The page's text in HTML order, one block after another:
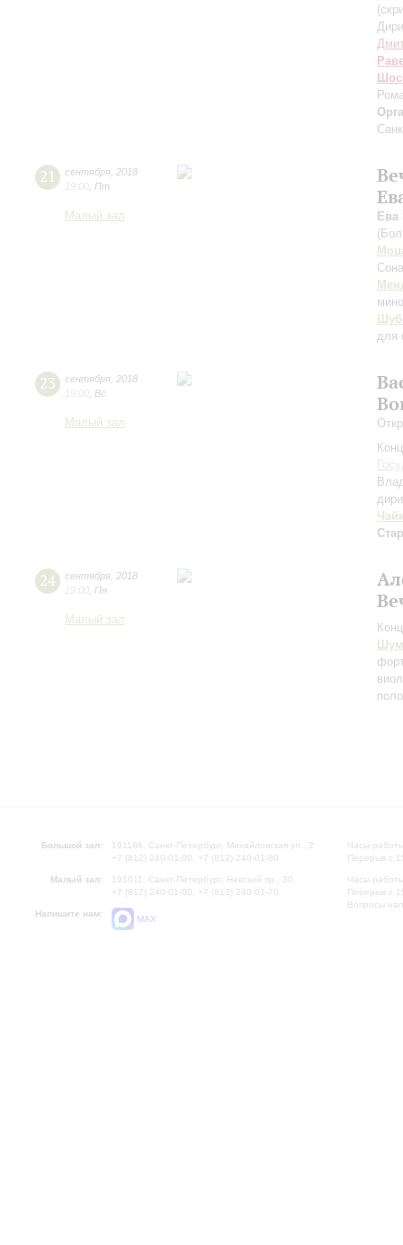
21 сентября 2018
19:00 Пт
Малый зал
Ева
для
23 сентября 2018
19:00 Вс
Малый зал
24 сентября 2018
19:00 Пн
Малый зал
Большой зал:
191186, Санкт-Петербург, Михайловская ул., 2
+7 (812) 240-01-00, +7 (812) 240-01-80
Малый зал:
191011, Санкт-Петербург, Невский пр., 30
+7 (812) 240-01-00, +7 (812) 240-01-70
Напишите нам:
MAX
Часы
Перерыв с
Часы
Перерыв с
Вопросы